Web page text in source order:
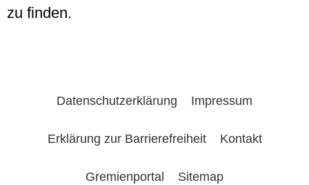
zu finden.
Datenschutzerklärung Impressum
Erklärung zur Barrierefreiheit Kontakt
Gremienportal Sitemap